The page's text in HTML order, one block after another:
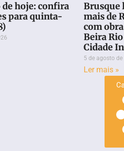
hoje: confira
para quinta-
Brusque
mais de
com
Beira
Cidade
5 de agosto
Ler mais »